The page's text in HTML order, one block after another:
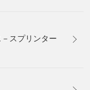
スプリンター